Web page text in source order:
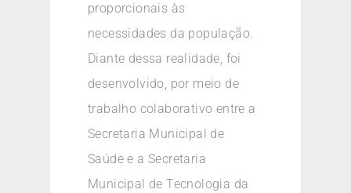
proporcionais às
necessidades da população.
Diante dessa realidade, foi
desenvolvido, por meio de
trabalho colaborativo entre a
Secretaria Municipal de
Saúde e a Secretaria
Municipal de Tecnologia da